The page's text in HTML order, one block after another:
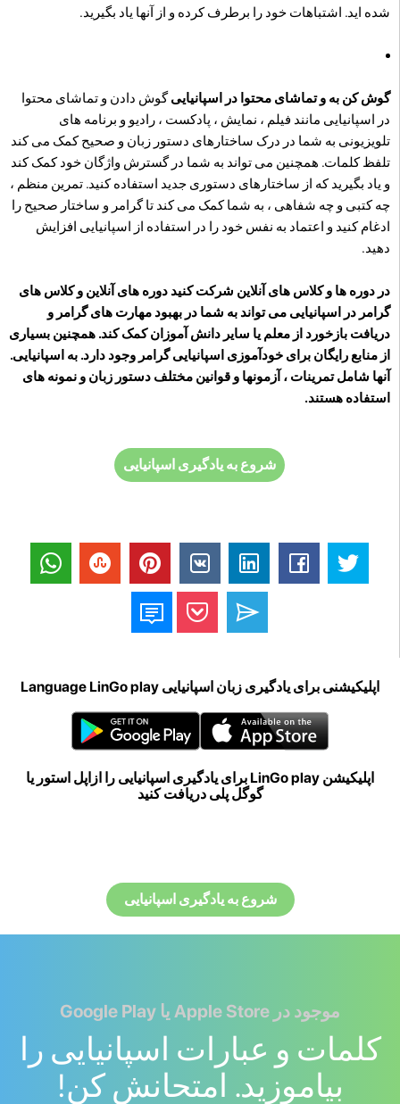
شده اید. اشتباهات خود را برطرف کرده و از آنها یاد بگیرید.
گوش کن به و تماشای محتوا در اسپانیاییگوش دادن و تماشای محتوا
در اسپانیایی مانند فیلم ، نمایش ، پادکست ، رادیو و برنامه های
تلویزیونی به شما در درک ساختارهای دستور زبان و صحیح کمک می کند
تلفظ کلمات. همچنین می تواند به شما در گسترش واژگان خود کمک کند
و یاد بگیرید که از ساختارهای دستوری جدید استفاده کنید. تمرین منظم ،
چه کتبی و چه شفاهی ، به شما کمک می کند تا گرامر و ساختار صحیح را
ادغام کنید و اعتماد به نفس خود را در استفاده از اسپانیایی افزایش
دهید.
در دوره ها و کلاس های آنلاین شرکت کنید دوره های آنلاین و کلاس های
گرامر در اسپانیایی می تواند به شما در بهبود مهارت های گرامر و
دریافت بازخورد از معلم یا سایر دانش آموزان کمک کند. همچنین بسیاری
از منابع رایگان برای خودآموزی اسپانیایی گرامر وجود دارد. به اسپانیایی.
آنها شامل تمرینات ، آزمونها و قوانین مختلف دستور زبان و نمونه های
استفاده هستند.
شروع به یادگیری اسپانیایی
اپلیکیشنی برای یادگیری زبان اسپانیایی Language LinGo play
اپلیکیشن LinGo play برای یادگیری اسپانیایی را ازاپل استور یا
گوگل پلی دریافت کنید
شروع به یادگیری اسپانیایی
موجود در Apple Store یا Google Play
کلمات و عبارات اسپانیایی را
بیاموزید. امتحانش کن!